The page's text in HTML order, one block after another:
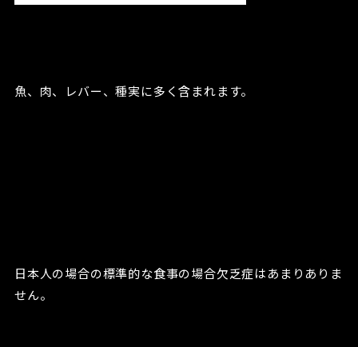
魚、肉、レバー、種実に多く含まれます。
日本人の場合の標準的な食事の場合欠乏症はあまりありま
せん。